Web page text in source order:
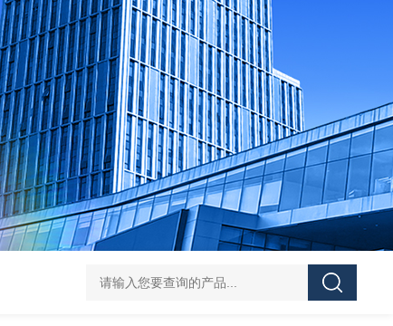
FUJ川IIMPULSE 富士音派 封口机 FA-600-5 FUJIIMPULSE富士音派